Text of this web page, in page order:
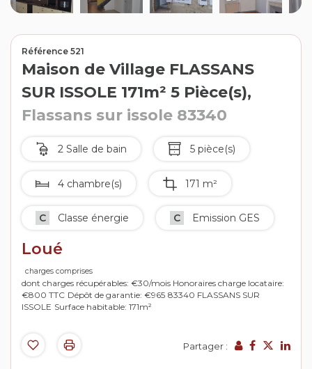
Estimation
Avis clients
Référence 521
Maison de Village FLASSANS
SUR ISSOLE 171m² 5 Pièce(s),
Flassans sur issole 83340
2 Salle de bain 5 pièce(s)
4 chambre(s) 171 m²
C Classe énergie C Emission GES
Loué
charges comprises
dont charges récupérables: €30/mois Honoraires charge locataire:
€800 TTC Dépôt de garantie: €965 83340 FLASSANS SUR
ISSOLE Surface habitable: 171m²
Partager :